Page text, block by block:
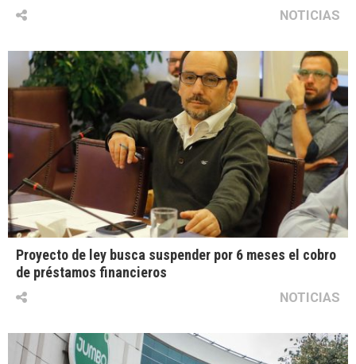
NOTICIAS
Proyecto de ley busca suspender por 6 meses el cobro
de préstamos financieros
NOTICIAS